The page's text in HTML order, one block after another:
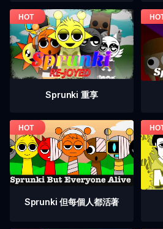
Sprunki 重享
Sprunki 但每個人都活著